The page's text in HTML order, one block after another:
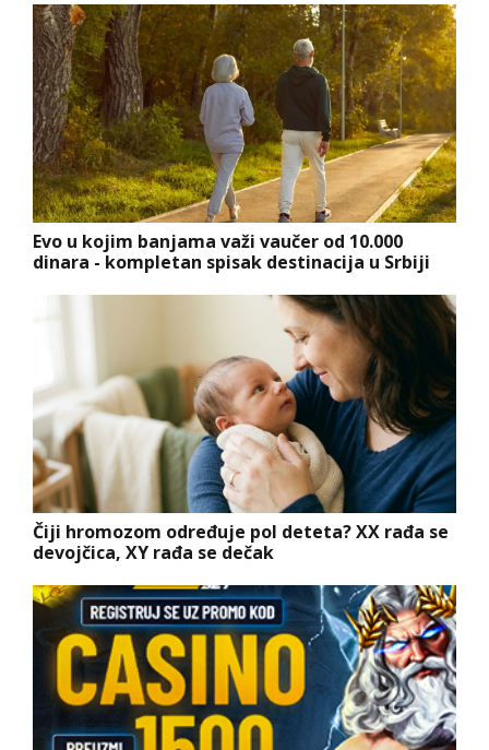
Evo u kojim banjama važi vaučer od 10.000
dinara - kompletan spisak destinacija u Srbiji
Čiji hromozom određuje pol deteta? XX rađa se
devojčica, XY rađa se dečak